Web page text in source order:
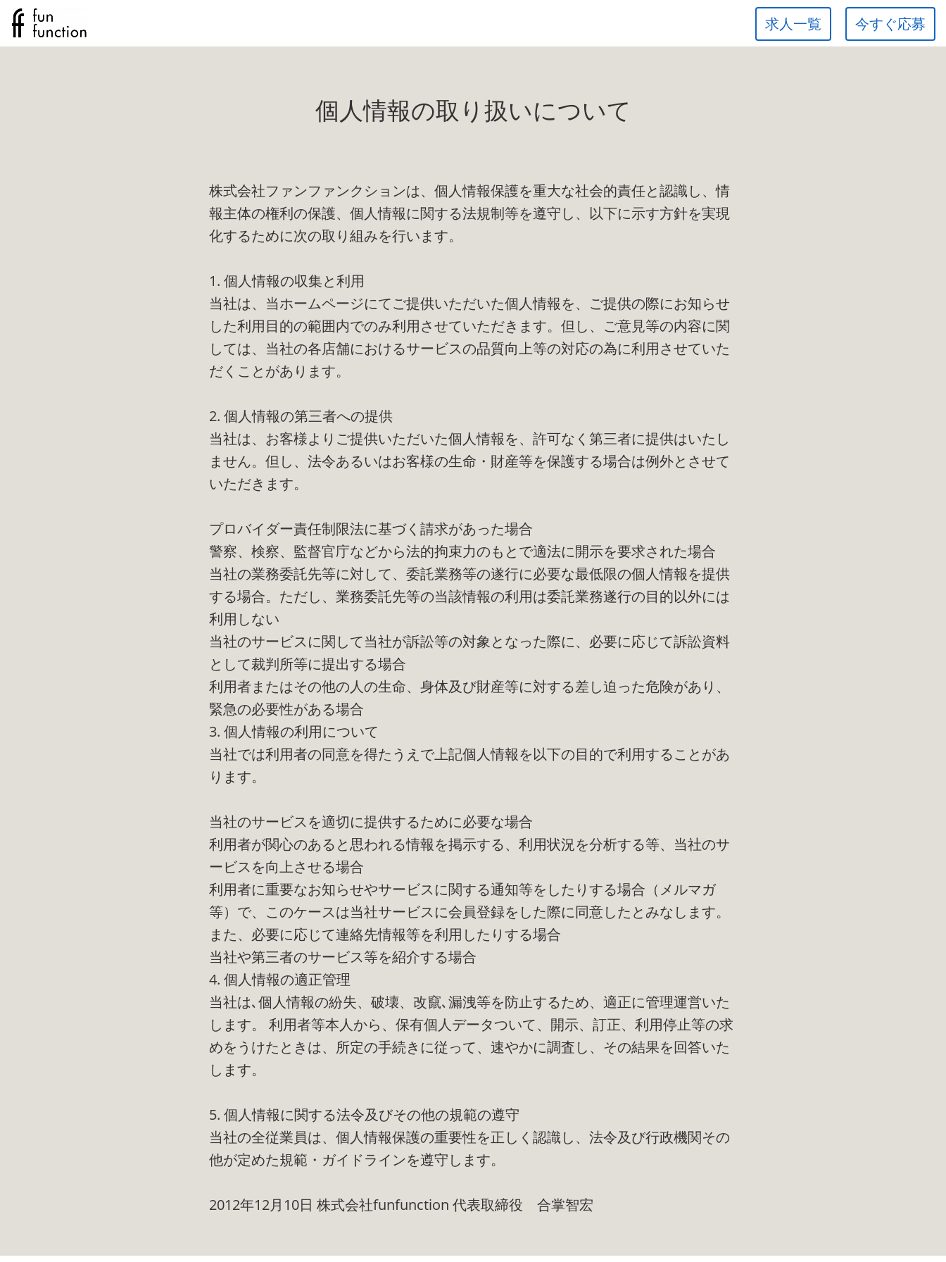
今すぐ応募
求人一覧
個人情報の取り扱いについて
株式会社ファンファンクションは、個人情報保護を重大な社会的責任と認識し、情
報主体の権利の保護、個人情報に関する法規制等を遵守し、以下に示す方針を実現
化するために次の取り組みを行います。
1. 個人情報の収集と利用
当社は、当ホームページにてご提供いただいた個人情報を、ご提供の際にお知らせ
した利用目的の範囲内でのみ利用させていただきます。但し、ご意見等の内容に関
しては、当社の各店舗におけるサービスの品質向上等の対応の為に利用させていた
だくことがあります。
2. 個人情報の第三者への提供
当社は、お客様よりご提供いただいた個人情報を、許可なく第三者に提供はいたし
ません。但し、法令あるいはお客様の生命・財産等を保護する場合は例外とさせて
いただきます。
プロバイダー責任制限法に基づく請求があった場合
警察、検察、監督官庁などから法的拘束力のもとで適法に開示を要求された場合
当社の業務委託先等に対して、委託業務等の遂行に必要な最低限の個人情報を提供
する場合。ただし、業務委託先等の当該情報の利用は委託業務遂行の目的以外には
利用しない
当社のサービスに関して当社が訴訟等の対象となった際に、必要に応じて訴訟資料
として裁判所等に提出する場合
利用者またはその他の人の生命、身体及び財産等に対する差し迫った危険があり、
緊急の必要性がある場合
3. 個人情報の利用について
当社では利用者の同意を得たうえで上記個人情報を以下の目的で利用することがあ
ります。
当社のサービスを適切に提供するために必要な場合
利用者が関心のあると思われる情報を掲示する、利用状況を分析する等、当社のサ
ービスを向上させる場合
利用者に重要なお知らせやサービスに関する通知等をしたりする場合（メルマガ
等）で、このケースは当社サービスに会員登録をした際に同意したとみなします。
また、必要に応じて連絡先情報等を利用したりする場合
当社や第三者のサービス等を紹介する場合
4. 個人情報の適正管理
当社は､個人情報の紛失、破壊、改竄､漏洩等を防止するため、適正に管理運営いた
します。 利用者等本人から、保有個人データついて、開示、訂正、利用停止等の求
めをうけたときは、所定の手続きに従って、速やかに調査し、その結果を回答いた
します。
5. 個人情報に関する法令及びその他の規範の遵守
当社の全従業員は、個人情報保護の重要性を正しく認識し、法令及び行政機関その
他が定めた規範・ガイドラインを遵守します。
2012年12月10日 株式会社funfunction 代表取締役 合掌智宏